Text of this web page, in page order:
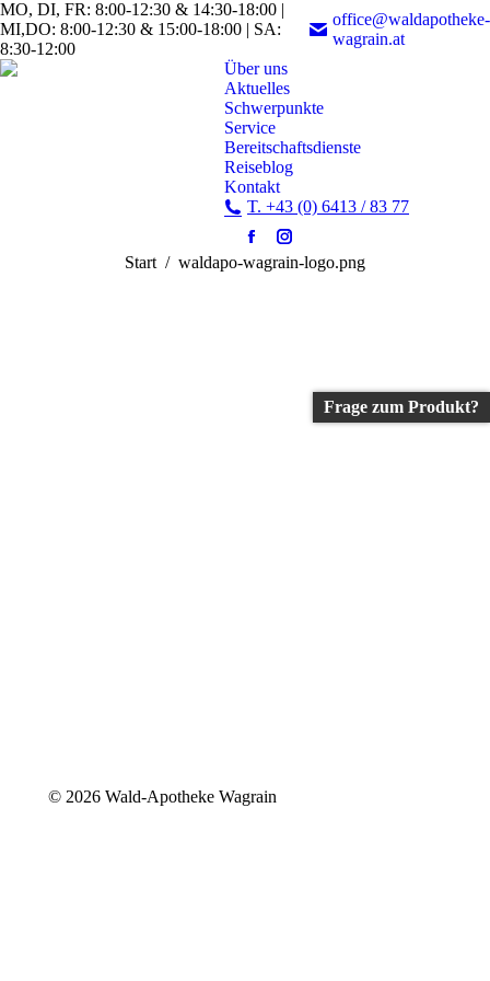
MO, DI, FR: 8:00-12:30 & 14:30-18:00 |
MI,DO: 8:00-12:30 & 15:00-18:00 | SA:
8:30-12:00
office@waldapotheke-
wagrain.at
Über uns
Aktuelles
Schwerpunkte
Service
Bereitschaftsdienste
Reiseblog
Kontakt
T. +43 (0) 6413 / 83 77
Facebook
page
Instagram
page
Sie befinden sich hier:
Start waldapo-wagrain-logo.png
© 2026 Wald-Apotheke Wagrain
Frage zum Produkt?